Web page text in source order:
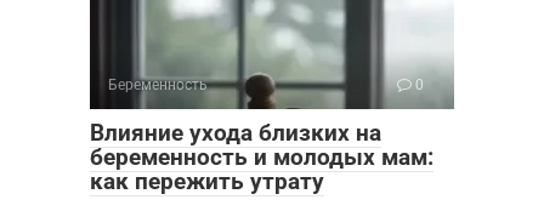
Беременность 0
Влияние ухода близких на
беременность и молодых мам:
как пережить утрату